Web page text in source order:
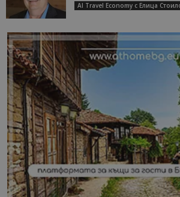
AI Travel Economy с Елица